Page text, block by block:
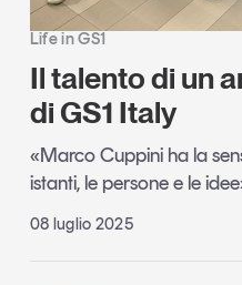
Life in GS1
Il talento di un
di GS1 Italy
«Marco Cuppini ha la
istanti, le persone e le
08 luglio 2025